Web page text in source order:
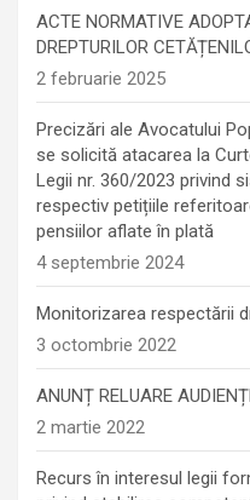
ACTE NORMATIVE
DREPTURILOR
2 februarie 2025
Precizări ale Avocatului
se solicită atacarea la
Legii nr. 360/2023 privind
respectiv petițiile
pensiilor aflate în plată
4 septembrie 2024
Monitorizarea respectării
3 octombrie 2022
ANUNȚ RELUARE
2 martie 2022
Recurs în interesul legii